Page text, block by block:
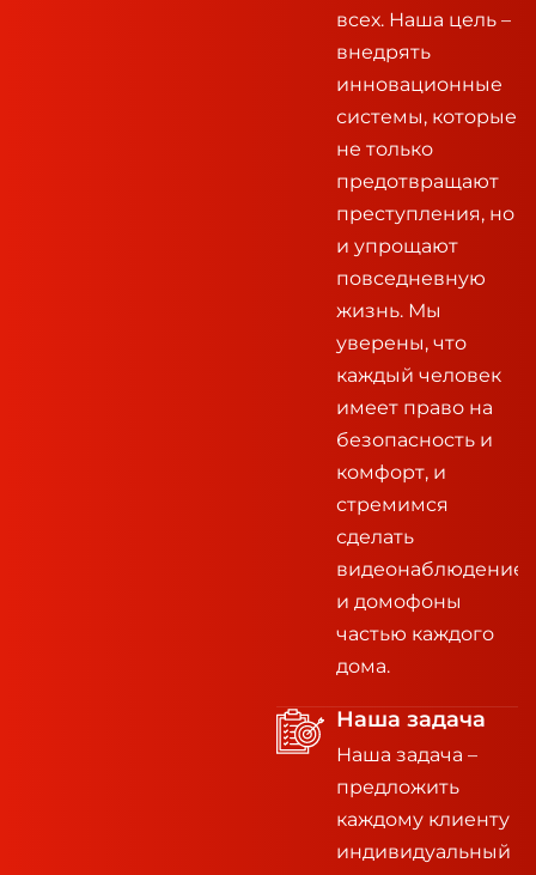
всех. Наша цель –
внедрять
инновационные
системы, которые
не только
предотвращают
преступления, но
и упрощают
повседневную
жизнь. Мы
уверены, что
каждый человек
имеет право на
безопасность и
комфорт, и
стремимся
сделать
видеонаблюдение
и домофоны
частью каждого
дома.
Наша задача
Наша задача –
предложить
каждому клиенту
индивидуальный